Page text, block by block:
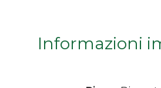
Informazioni